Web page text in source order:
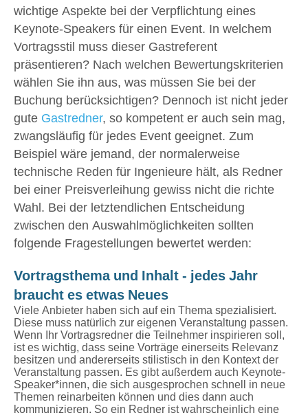
wichtige Aspekte bei der Verpflichtung eines
Keynote-Speakers für einen Event. In welchem
Vortragsstil muss dieser Gastreferent
präsentieren? Nach welchen Bewertungskriterien
wählen Sie ihn aus, was müssen Sie bei der
Buchung berücksichtigen? Dennoch ist nicht jeder
gute Gastredner, so kompetent er auch sein mag,
zwangsläufig für jedes Event geeignet. Zum
Beispiel wäre jemand, der normalerweise
technische Reden für Ingenieure hält, als Redner
bei einer Preisverleihung gewiss nicht die richte
Wahl. Bei der letztendlichen Entscheidung
zwischen den Auswahlmöglichkeiten sollten
folgende Fragestellungen bewertet werden:
Vortragsthema und Inhalt - jedes Jahr
braucht es etwas Neues
Viele Anbieter haben sich auf ein Thema spezialisiert.
Diese muss natürlich zur eigenen Veranstaltung passen.
Wenn Ihr Vortragsredner die Teilnehmer inspirieren soll,
ist es wichtig, dass seine Vorträge einerseits Relevanz
besitzen und andererseits stilistisch in den Kontext der
Veranstaltung passen. Es gibt außerdem auch Keynote-
Speaker*innen, die sich ausgesprochen schnell in neue
Themen reinarbeiten können und dies dann auch
kommunizieren. So ein Redner ist wahrscheinlich eine